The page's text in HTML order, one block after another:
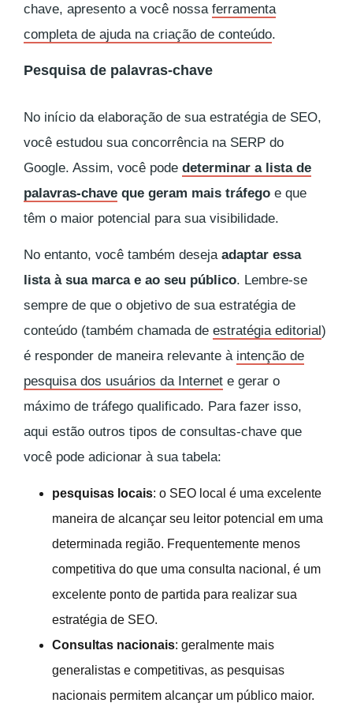
chave, apresento a você nossa ferramenta
completa de ajuda na criação de conteúdo.
Pesquisa de palavras-chave
No início da elaboração de sua estratégia de SEO,
você estudou sua concorrência na SERP do
Google. Assim, você pode determinar a lista de
palavras-chave que geram mais tráfego e que
têm o maior potencial para sua visibilidade.
No entanto, você também deseja adaptar essa
lista à sua marca e ao seu público. Lembre-se
sempre de que o objetivo de sua estratégia de
conteúdo (também chamada de estratégia editorial)
é responder de maneira relevante à intenção de
pesquisa dos usuários da Internet e gerar o
máximo de tráfego qualificado. Para fazer isso,
aqui estão outros tipos de consultas-chave que
você pode adicionar à sua tabela:
pesquisas locais: o SEO local é uma excelente
maneira de alcançar seu leitor potencial em uma
determinada região. Frequentemente menos
competitiva do que uma consulta nacional, é um
excelente ponto de partida para realizar sua
estratégia de SEO.
Consultas nacionais: geralmente mais
generalistas e competitivas, as pesquisas
nacionais permitem alcançar um público maior.